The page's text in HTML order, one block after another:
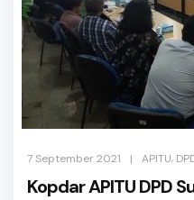
7 September 2021 | APITU,
Kopdar APITU DPD